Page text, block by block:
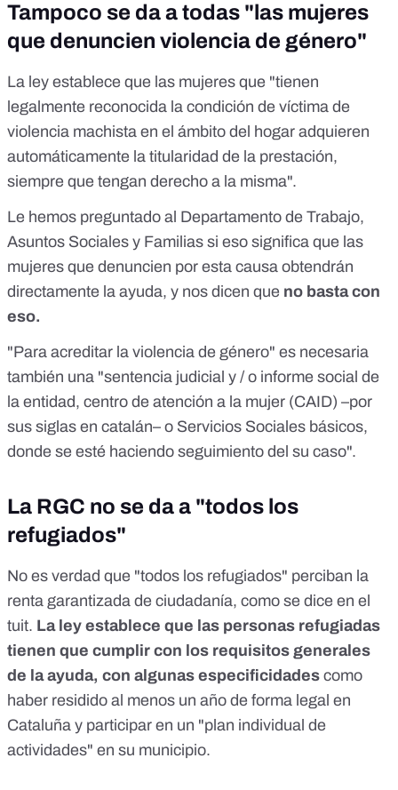
Tampoco se da a todas "las mujeres
que denuncien violencia de género"
La ley establece que las mujeres que "tienen
legalmente reconocida la condición de víctima de
violencia machista en el ámbito del hogar adquieren
automáticamente la titularidad de la prestación,
siempre que tengan derecho a la misma".
Le hemos preguntado al Departamento de Trabajo,
Asuntos Sociales y Familias si eso significa que las
mujeres que denuncien por esta causa obtendrán
directamente la ayuda, y nos dicen que no basta con
eso.
"Para acreditar la violencia de género" es necesaria
también una "sentencia judicial y / o informe social de
la entidad, centro de atención a la mujer (CAID) –por
sus siglas en catalán– o Servicios Sociales básicos,
donde se esté haciendo seguimiento del su caso".
La RGC no se da a "todos los
refugiados"
No es verdad que "todos los refugiados" perciban la
renta garantizada de ciudadanía, como se dice en el
tuit. La ley establece que las personas refugiadas
tienen que cumplir con los requisitos generales
de la ayuda, con algunas especificidades como
haber residido al menos un año de forma legal en
Cataluña y participar en un "plan individual de
actividades" en su municipio.